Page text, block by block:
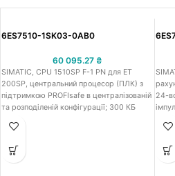
6ES7510-1SK03-0AB0
60 095.27 ₴
SIMATIC, CPU 1510SP F-1 PN для ET
200SP, центральний процесор (ПЛК) з
підтримкою PROFIsafe в централізованій
та розподіленій конфігурації; 300 КБ
даних; 1-й інтерфейс: Profinet IRT з 2-х
відсутній; час обробки процесором: 6 нс
24-
для